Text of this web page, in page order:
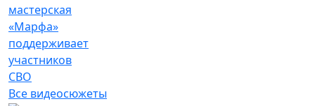
мастерская
«Марфа»
поддерживает
участников
СВО
Все видеосюжеты